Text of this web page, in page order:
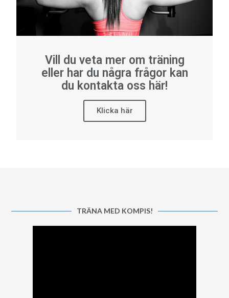
Vill du veta mer om träning
eller har du några frågor kan
du kontakta oss här!
Klicka här
TRÄNA MED KOMPIS!